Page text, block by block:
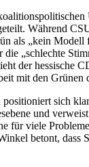
Während
als „kein Modell
die „schlechte
der hessische
mit den Grünen
sich
und
für viele
betont, dass